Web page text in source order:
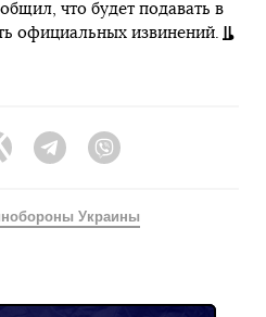
что будет подавать в
официальных извинений.
Twitter Telegram
Украины